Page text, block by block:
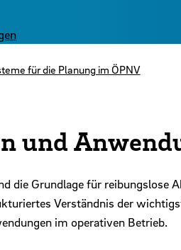
für die Planung im ÖPNV
und
die Grundlage für reibungslose
Verständnis der
im operativen Betrieb.